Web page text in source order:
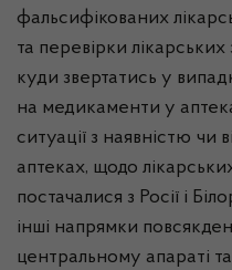
фальсифікованих
та перевірки
куди звертатись у
на медикаменти у
ситуації з наявністю чи
аптеках, щодо
постачалися з Росії і
інші напрямки
центральному апараті